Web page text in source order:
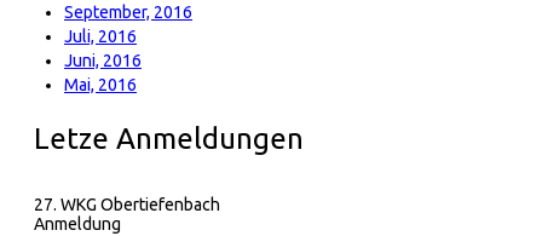
September, 2016
Juli, 2016
Juni, 2016
Mai, 2016
Letze Anmeldungen
27. WKG Obertiefenbach
Anmeldung